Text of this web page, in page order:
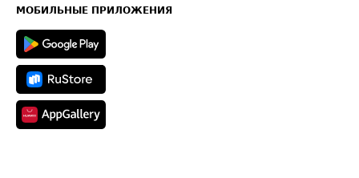
Техническая информация
МОБИЛЬНЫЕ ПРИЛОЖЕНИЯ